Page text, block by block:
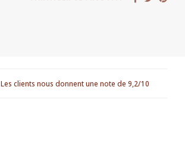
Les clients nous donnent une note de 9,2/10